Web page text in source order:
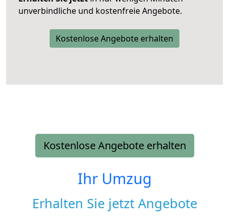
unverbindliche und kostenfreie Angebote.
Kostenlose Angebote erhalten
Kostenlose Angebote erhalten
Ihr Umzug
Erhalten Sie jetzt Angebote